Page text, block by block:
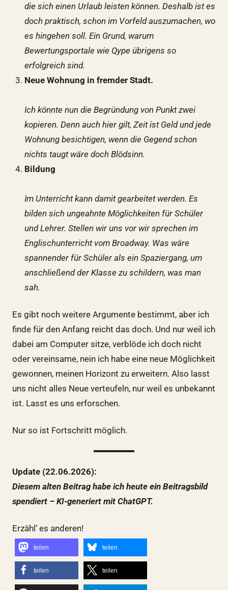
die sich einen Urlaub leisten können. Deshalb ist es
doch praktisch, schon im Vorfeld auszumachen, wo
es hingehen soll. Ein Grund, warum
Bewertungsportale wie Qype übrigens so
erfolgreich sind.
Neue Wohnung in fremder Stadt.
Ich könnte nun die Begründung von Punkt zwei
kopieren. Denn auch hier gilt, Zeit ist Geld und jede
Wohnung besichtigen, wenn die Gegend schon
nichts taugt wäre doch Blödsinn.
Bildung
Im Unterricht kann damit gearbeitet werden. Es
bilden sich ungeahnte Möglichkeiten für Schüler
und Lehrer. Stellen wir uns vor wir sprechen im
Englischunterricht vom Broadway. Was wäre
spannender für Schüler als ein Spaziergang, um
anschließend der Klasse zu schildern, was man
sah.
Es gibt noch weitere Argumente bestimmt, aber ich
finde für den Anfang reicht das doch. Und nur weil ich
dabei am Computer sitze, verblöde ich doch nicht
oder vereinsame, nein ich habe eine neue Möglichkeit
gewonnen, meinen Horizont zu erweitern. Also lasst
uns nicht alles Neue verteufeln, nur weil es unbekannt
ist. Lasst es uns erforschen.
Nur so ist Fortschritt möglich.
Update (22.06.2026):
Diesem alten Beitrag habe ich heute ein Beitragsbild
spendiert – KI-generiert mit ChatGPT.
Erzähl‘ es anderen!
teilen teilen
teilen teilen